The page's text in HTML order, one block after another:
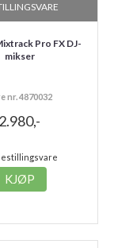
Pro FX DJ-
mikser
nr. 4870032
2.980,-
KJØP